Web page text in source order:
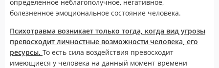
определенное неблагополучное, негативное,
болезненное эмоциональное состояние человека.
Психотравма возникает только тогда, когда вид угрозы
превосходит личностные возможности человека, его
ресурсы. То есть сила воздействия превосходит
имеющиеся у человека на данный момент времени